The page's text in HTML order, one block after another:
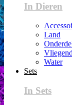
In Dieren
Land
Vliegend
Water
Sets
In Sets